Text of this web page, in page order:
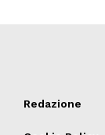
Redazione